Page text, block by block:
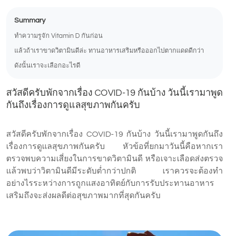
Summary
ทำความรูจัก Vitamin D กันก่อน
แล้วถ้าเราขาดวิตามินดีล่ะ ทานอาหารเสริมหรือออกไปตากแดดดีกว่า
ดังนั้นเราจะเลือกอะไรดี
สวัสดีครับพักจากเรื่อง COVID-19 กันบ้าง วันนี้เรามาพูด
กันถึงเรื่องการดูแลสุขภาพกันครับ
สวัสดีครับพักจากเรื่อง COVID-19 กันบ้าง วันนี้เรามาพูดกันถึง
เรื่องการดูแลสุขภาพกันครับ หัวข้อที่ยกมาวันนี้คือหากเรา
ตรวจพบความเสี่ยงในการขาดวิตามินดี หรือเจาะเลือดส่งตรวจ
แล้วพบว่าวิตามินดีมีระดับต่ำกว่าปกติ เราควรจะต้องทำ
อย่างไรระหว่างการถูกแสงอาทิตย์กับการรับประทานอาหาร
เสริมถึงจะส่งผลดีต่อสุขภาพมากที่สุดกันครับ